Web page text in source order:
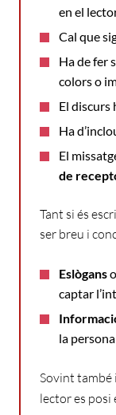
en el
Cal que
Ha de fer
colors o
El discurs
Ha
El
de
Tant si és
ser breu i
Eslòganso
captar
la
Sovint també
lector es posi